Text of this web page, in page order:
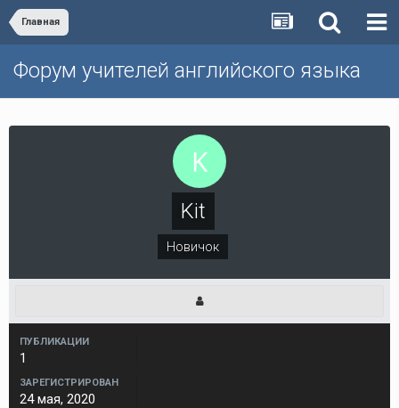
Главная
Форум учителей английского языка
Kit
Новичок
ПУБЛИКАЦИИ
1
ЗАРЕГИСТРИРОВАН
24 мая, 2020